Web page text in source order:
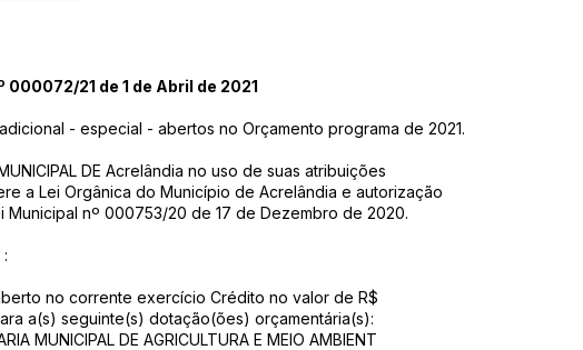
000072/21 de 1 de Abril de 2021
- especial - abertos no Orçamento programa de 2021.
DE Acrelândia no uso de suas atribuições
a Lei Orgânica do Município de Acrelândia e autorização
Municipal nº 000753/20 de 17 de Dezembro de 2020.
no corrente exercício Crédito no valor de R$
a(s) seguinte(s) dotação(ões) orçamentária(s):
MUNICIPAL DE AGRICULTURA E MEIO AMBIENT